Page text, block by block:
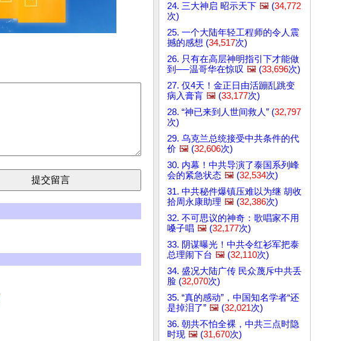
24. 三大神启 昭示天下 🖼️ (34,772
次)
25. 一个大陆年轻工程师的令人震
撼的感想 (34,517次)
26. 只有在高层神明指引下才能做
到──温哥华在惊叹 🖼️ (33,696次)
27. 仅4天！金正日由活蹦乱跳变
病入膏肓 🖼️ (33,177次)
28. “神已来到人世间救人” (32,797
次)
29. 乌克兰总统接受中共条件的代
价 🖼️ (32,606次)
30. 内幕！中共导演了泰国系列峰
会的紧急状态 🖼️ (32,534次)
31. 中共秘件爆镇压难以为继 胡收
拾周永康助理 🖼️ (32,386次)
32. 不可思议的神奇：歌唱家不用
嗓子唱 🖼️ (32,177次)
33. 阴谋曝光！中共令红衫军把泰
总理闹下台 🖼️ (32,110次)
34. 盛况大陆广传 民众蔑斥中共丢
脸 (32,070次)
35. “真的感动”，中国知名学者“还
是掉泪了” 🖼️ (32,021次)
36. 朝共不怕全裸，中共三点时隐
时现 🖼️ (31,670次)